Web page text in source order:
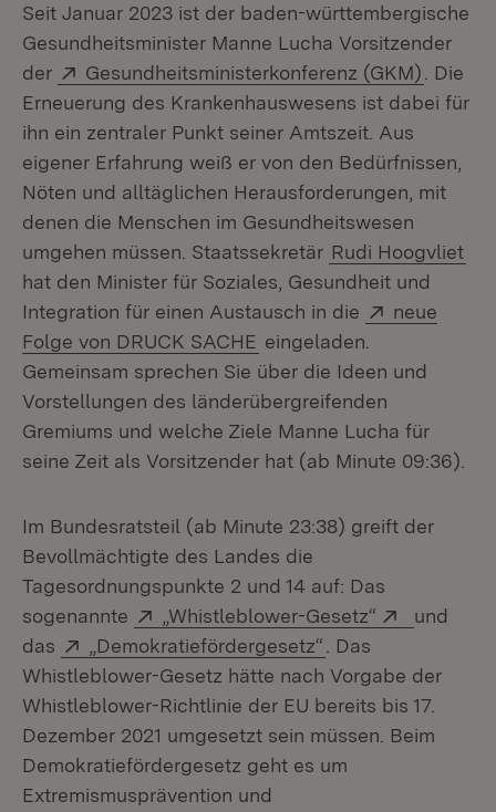
Seit Januar 2023 ist der baden-württembergische
Gesundheitsminister Manne Lucha Vorsitzender
der
Extern:
Gesundheitsministerkonferenz (GKM)
. Die
Erneuerung des Krankenhauswesens ist dabei für
ihn ein zentraler Punkt seiner Amtszeit. Aus
eigener Erfahrung weiß er von den Bedürfnissen,
Nöten und alltäglichen Herausforderungen, mit
denen die Menschen im Gesundheitswesen
umgehen müssen. Staatssekretär Rudi Hoogvliet
hat den Minister für Soziales, Gesundheit und
Integration für einen Austausch in die
Extern:
neue
Folge von DRUCK SACHE (Öffnet in neuem Fenster)
eingeladen.
Gemeinsam sprechen Sie über die Ideen und
Vorstellungen des länderübergreifenden
Gremiums und welche Ziele Manne Lucha für
seine Zeit als Vorsitzender hat (ab Minute 09:36).
Im Bundesratsteil (ab Minute 23:38) greift der
Bevollmächtigte des Landes die
Tagesordnungspunkte 2 und 14 auf: Das
sogenannte
Extern:
„Whistleblower-Gesetz“ (Öffnet in
Extern:
(Öffnet
und
das
Extern:
„Demokratiefördergesetz“ (Öffnet in neuem
. Das
Whistleblower-Gesetz hätte nach Vorgabe der
Whistleblower-Richtlinie der EU bereits bis 17.
Dezember 2021 umgesetzt sein müssen. Beim
Demokratiefördergesetz geht es um
Extremismusprävention und